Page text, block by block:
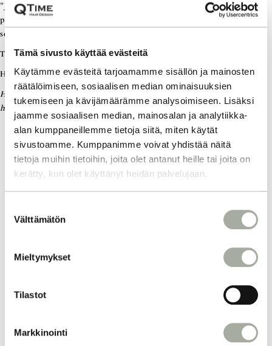
Tämä sivusto käyttää evästeitä
Käytämme evästeitä tarjoamamme sisällön ja mainosten
räätälöimiseen, sosiaalisen median ominaisuuksien
tukemiseen ja kävijämäärämme analysoimiseen. Lisäksi
jaamme sosiaalisen median, mainosalan ja analytiikka-
alan kumppaneillemme tietoja siitä, miten käytät
sivustoamme. Kumppanimme voivat yhdistää näitä
tietoja muihin tietoihin, joita olet antanut heille tai joita on
kerätty, kun olet käyttänyt heidän palvelujaan.
Välttämätön
Mieltymykset
Tilastot
Markkinointi
”Jo näillä pienillä huoltotöillä hiuksiin saa ison eron. Väri voi hyvin
pitkään. Vaihtoehtoja on monia, ja niistä ammattilainen tietää, mikä
sopii hiuksillesi parhaiten”, Anna kertoo.
Työhön kulunut aika: noin 45 minuuttia – 1,5 tuntia.
Hinta-arvio Top Hair Designerin toteuttamana: noin 120 €.
Huomaathan lopulliseen hintaan vaikuttavat tekijät: kampaajasi taso,
hiustesi pituus ja Olaplexin käyttö.
KIINNOSTUITKO? LUE LISÄÄ!